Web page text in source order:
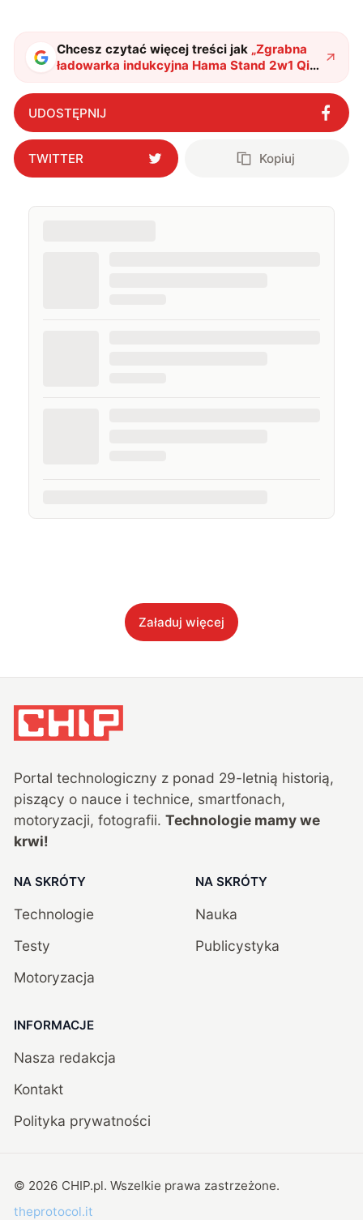
i gram w gry :)
Chcesz czytać więcej treści jak „Zgrabna
ładowarka indukcyjna Hama Stand 2w1 Qi2
Fast Charge trafia na polski rynek"?
UDOSTĘPNIJ
TWITTER Kopiuj
Załaduj więcej
Portal technologiczny z ponad 29-letnią historią,
piszący o nauce i technice, smartfonach,
motoryzacji, fotografii. Technologie mamy we
krwi!
NA SKRÓTY
Technologie
Testy
Motoryzacja
NA SKRÓTY
Nauka
Publicystyka
INFORMACJE
Nasza redakcja
Kontakt
Polityka prywatności
© 2026 CHIP.pl. Wszelkie prawa zastrzeżone.
theprotocol.it